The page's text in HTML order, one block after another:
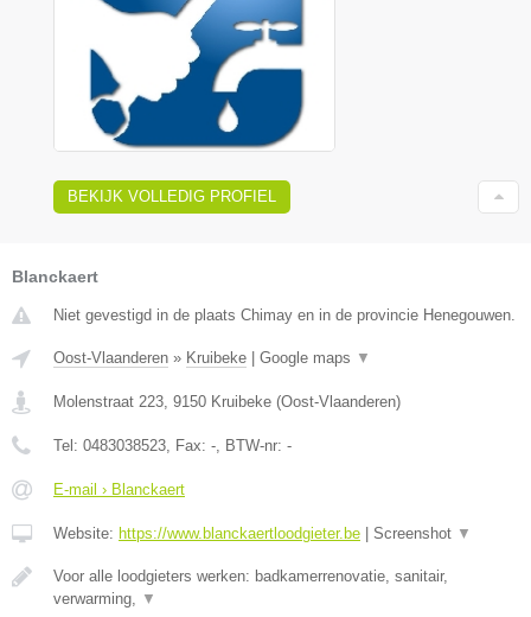
BEKIJK VOLLEDIG PROFIEL
Blanckaert
Niet gevestigd in de plaats Chimay en in de provincie Henegouwen.
Oost-Vlaanderen » Kruibeke Google maps ▼
Molenstraat 223 9150 Kruibeke (Oost-Vlaanderen)
Tel: 0483038523 , Fax: - , BTW-nr: -
E-mail › Blanckaert
Website: https://www.blanckaertloodgieter.be Screenshot ▼
Voor alle loodgieters werken: badkamerrenovatie, sanitair,
verwarming,
▼